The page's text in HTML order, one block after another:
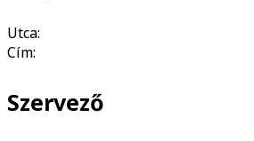
Utca:
Cím:
Szervező